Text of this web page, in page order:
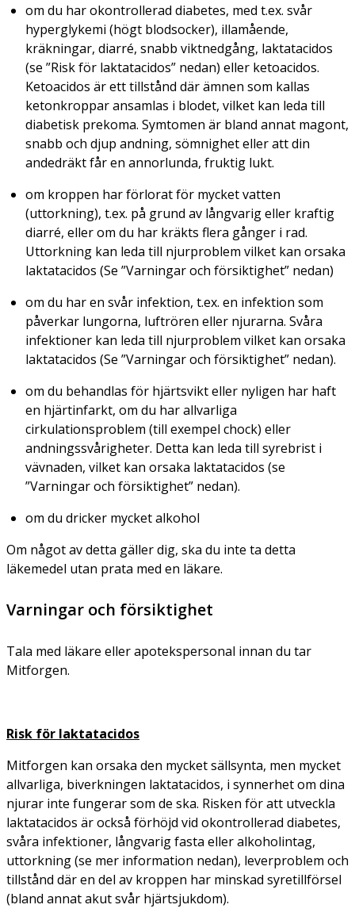
om du har okontrollerad diabetes, med t.ex. svår
hyperglykemi (högt blodsocker), illamående,
kräkningar, diarré, snabb viktnedgång, laktatacidos
(se ”Risk för laktatacidos” nedan) eller ketoacidos.
Ketoacidos är ett tillstånd där ämnen som kallas
ketonkroppar ansamlas i blodet, vilket kan leda till
diabetisk prekoma. Symtomen är bland annat magont,
snabb och djup andning, sömnighet eller att din
andedräkt får en annorlunda, fruktig lukt.
om kroppen har förlorat för mycket vatten
(uttorkning), t.ex. på grund av långvarig eller kraftig
diarré, eller om du har kräkts flera gånger i rad.
Uttorkning kan leda till njurproblem vilket kan orsaka
laktatacidos (Se ”Varningar och försiktighet” nedan)
om du har en svår infektion, t.ex. en infektion som
påverkar lungorna, luftrören eller njurarna. Svåra
infektioner kan leda till njurproblem vilket kan orsaka
laktatacidos (Se ”Varningar och försiktighet” nedan).
om du behandlas för hjärtsvikt eller nyligen har haft
en hjärtinfarkt, om du har allvarliga
cirkulationsproblem (till exempel chock) eller
andningssvårigheter. Detta kan leda till syrebrist i
vävnaden, vilket kan orsaka laktatacidos (se
”Varningar och försiktighet” nedan).
om du dricker mycket alkohol
Om något av detta gäller dig, ska du inte ta detta
läkemedel utan prata med en läkare.
Varningar och försiktighet
Tala med läkare eller apotekspersonal innan du tar
Mitforgen.
Risk för laktatacidos
Mitforgen kan orsaka den mycket sällsynta, men mycket
allvarliga, biverkningen laktatacidos, i synnerhet om dina
njurar inte fungerar som de ska. Risken för att utveckla
laktatacidos är också förhöjd vid okontrollerad diabetes,
svåra infektioner, långvarig fasta eller alkoholintag,
uttorkning (se mer information nedan), leverproblem och
tillstånd där en del av kroppen har minskad syretillförsel
(bland annat akut svår hjärtsjukdom).